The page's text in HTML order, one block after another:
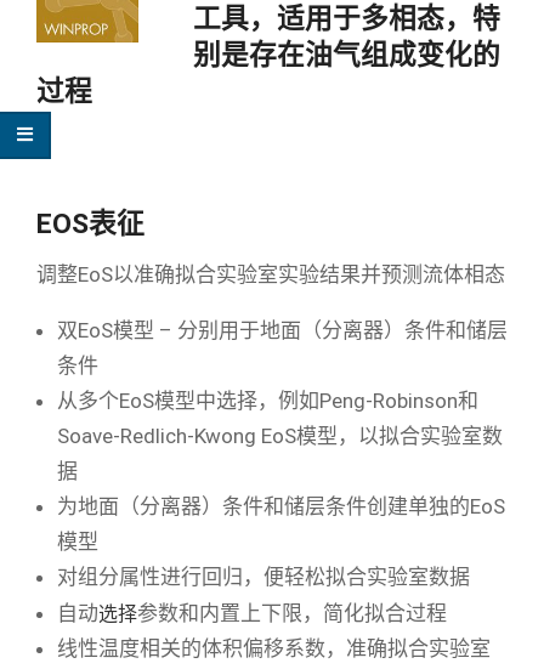
工具，适用于多相态，特
别是存在油气组成变化的
过程
EOS表征
调整EoS以准确拟合实验室实验结果并预测流体相态
双EoS模型 – 分别用于地面（分离器）条件和储层
条件
从多个EoS模型中选择，例如Peng-Robinson和
Soave-Redlich-Kwong EoS模型，以拟合实验室数
据
为地面（分离器）条件和储层条件创建单独的EoS
模型
对组分属性进行回归，便轻松拟合实验室数据
自动选择参数和内置上下限，简化拟合过程
线性温度相关的体积偏移系数，准确拟合实验室